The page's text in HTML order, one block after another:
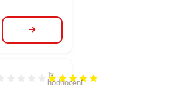
detail
Hodnocení 100%, počet hodnocení: 1
1×
hodnocení